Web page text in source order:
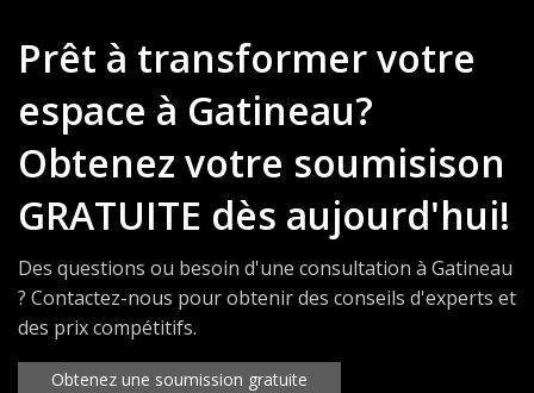
Prêt à transformer votre
espace à Gatineau?
Obtenez votre soumisison
GRATUITE dès aujourd'hui!
Des questions ou besoin d'une consultation à Gatineau
? Contactez-nous pour obtenir des conseils d'experts et
des prix compétitifs.
Obtenez une soumission gratuite